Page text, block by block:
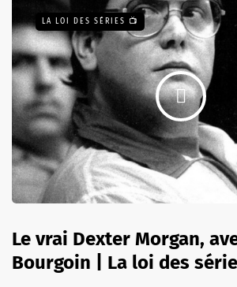
LA LOI DES SÉRIES 📺
Le vrai Dexter Morgan,
Bourgoin | La loi des